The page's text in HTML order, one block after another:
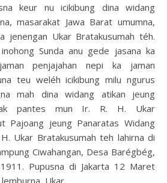
keur nu icikibung dina widang
masarakat Jawa Barat umumna,
jenengan Ukar Bratakusumah téh.
Sunda anu gede jasana ka
penjajahan nepi ka jaman
teu weléh icikibung milu ngurus
mah dina widang atikan jeung
pantes mun Ir. R. H. Ukar
Pajoang jeung Panaratas Widang
Ukar Bratakusumah teh lahirna di
Ciwahangan, Desa Barégbég,
Pupusna di Jakarta 12 Maret
Ukar…